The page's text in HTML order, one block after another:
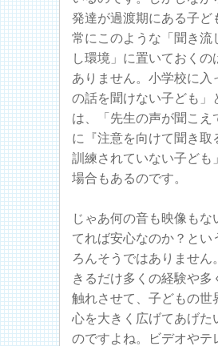
発達が過渡期にある子ど
常にこのような「聞き流
し環境」に置いておくの
ありません。小学校に入
の話を聞けない子ども」
は、「先生の声が聞こえ
に『注意を向けて聞き取
訓練されていない子ども
場合もあるのです。
じゃあ何の音も映像もな
てれば安心なのか？とい
ろんそうではありません
きるだけ多くの経験や多
触れさせて、子どもの世
心を大きく広げてあげた
のですよね。ビデオやテ